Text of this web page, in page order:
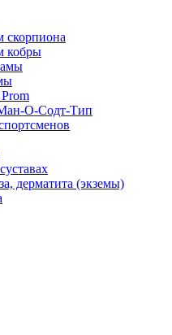
скорпиона
кобры
О-Содт-Тип
дерматита (экземы)